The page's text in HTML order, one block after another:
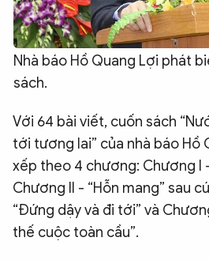
Nhà báo Hồ Quang Lợi phát
sách.
Với 64 bài viết, cuốn sách
tới tương lai” của nhà báo Hồ
xếp theo 4 chương: Chương I
Chương II - “Hỗn mang” sau
“Đứng dậy và đi tới” và
thế cuộc toàn cầu”.